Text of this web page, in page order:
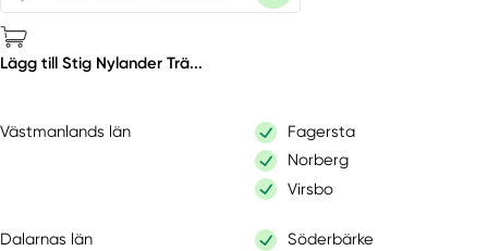
Lägg till Stig Nylander Trä...
Västmanlands län
Fagersta
Norberg
Virsbo
Dalarnas län
Söderbärke